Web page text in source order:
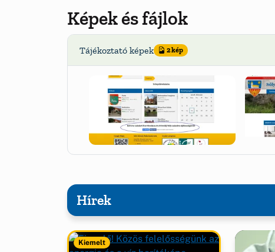
Képek és fájlok
Tájékoztató képek 2 kép
Hírek
Kiemelt